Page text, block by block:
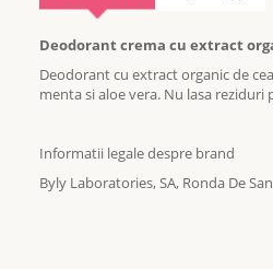
Deodorant crema cu extract
Deodorant cu extract organic de
menta si aloe vera. Nu lasa reziduri
Informatii legale despre brand
Byly Laboratories, SA, Ronda De